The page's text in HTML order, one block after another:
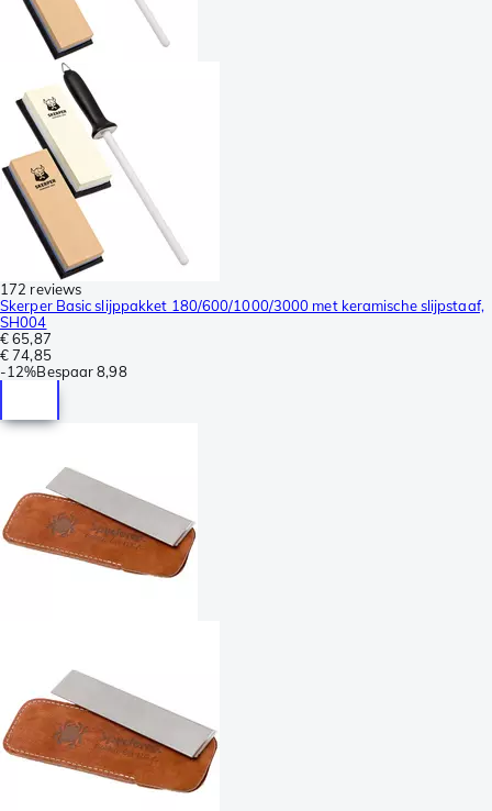
172 reviews
Skerper Basic slijppakket 180/600/1000/3000 met keramische slijpstaaf,
SH004
€ 65,87
€ 74,85
-12%Bespaar 8,98